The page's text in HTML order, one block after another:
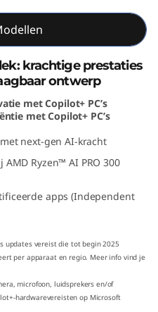
krachtige prestaties
ontwerp
met Copilot+ PC’s
met Copilot+ PC’s
next-gen AI-kracht
Ryzen™ AI PRO 300
apps (Independent
updates vereist die tot begin 2025
per apparaat en regio. Meer info vind je
microfoon, luidsprekers en/of
hardwarevereisten op Microsoft